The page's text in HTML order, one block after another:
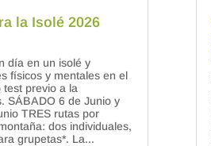
la Isolé 2026
día en un isolé y
físicos y mentales en el
test previo a la
SÁBADO 6 de Junio y
TRES rutas por
dos individuales,
grupetas*. La...